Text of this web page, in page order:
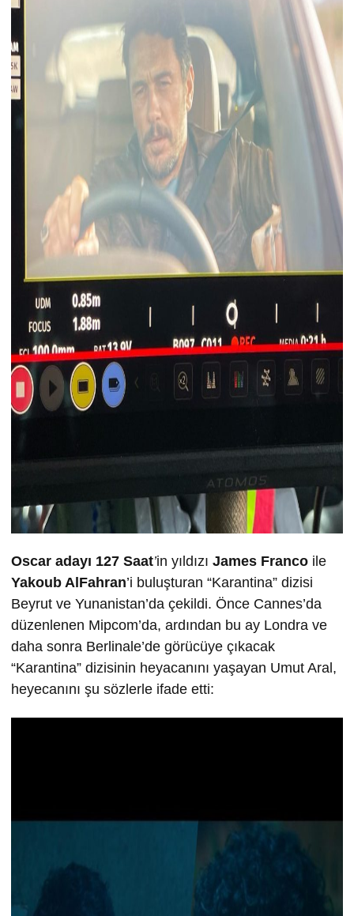
Oscar adayı 127 Saat’in yıldızı James Franco ile
Yakoub AlFahran’i buluşturan “Karantina” dizisi
Beyrut ve Yunanistan’da çekildi. Önce Cannes’da
düzenlenen Mipcom’da, ardından bu ay Londra ve
daha sonra Berlinale’de görücüye çıkacak
“Karantina” dizisinin heyacanını yaşayan Umut Aral,
heyecanını şu sözlerle ifade etti: